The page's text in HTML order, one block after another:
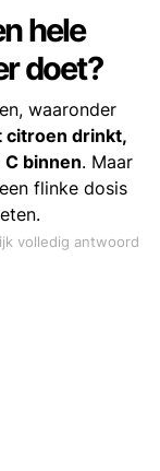
hele
doet?
waaronder
citroen drinkt,
binnen. Maar
flinke dosis
volledig antwoord